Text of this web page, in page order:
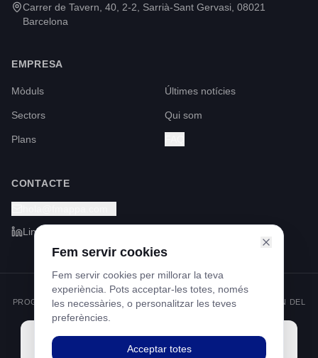
Carrer de Tavern, 40, 2-2, Sarrià-Sant Gervasi, 08021
Barcelona
EMPRESA
Mòduls
Sectors
Plans
Últimes notícies
Qui som
CONTACTE
LinkedIn
PROGRAMA KIT DIGITAL FINANÇAT PELS FONS NEXT GENERATION DEL
MECANISME DE RECUPERACIÓ I RESILIÈNCIA
Fem servir cookies
Fem servir cookies per millorar la teva
experiència. Pots acceptar-les totes, només
les necessàries, o personalitzar les teves
preferències.
Acceptar totes